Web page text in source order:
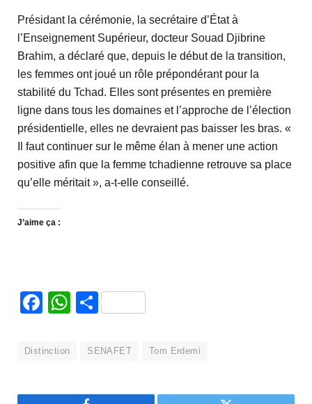
Présidant la cérémonie, la secrétaire d’État à
l’Enseignement Supérieur, docteur Souad Djibrine
Brahim, a déclaré que, depuis le début de la transition,
les femmes ont joué un rôle prépondérant pour la
stabilité du Tchad. Elles sont présentes en première
ligne dans tous les domaines et l’approche de l’élection
présidentielle, elles ne devraient pas baisser les bras. «
Il faut continuer sur le même élan à mener une action
positive afin que la femme tchadienne retrouve sa place
qu’elle méritait », a-t-elle conseillé.
J’aime ça :
Facebook
WhatsApp
Partager
Distinction SENAFET Tom Erdemi